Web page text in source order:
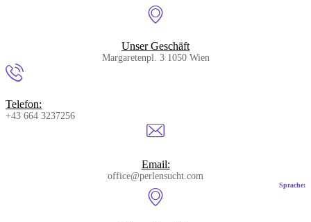
Unser Geschäft
Margaretenpl. 3 1050 Wien
Telefon:
+43 664 3237256
Email:
office@perlensucht.com
Sprache: